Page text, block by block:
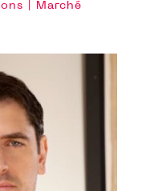
| Marché